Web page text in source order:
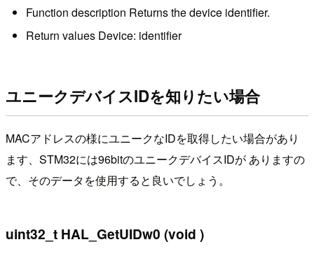
Function description Returns the device identifier.
Return values Device: identifier
ユニークデバイスIDを知りたい場合
MACアドレスの様にユニークなIDを取得したい場合があり
ます、STM32には96bitのユニークデバイスIDが ありますの
で、そのデータを使用すると良いでしょう。
uint32_t HAL_GetUIDw0 (void )